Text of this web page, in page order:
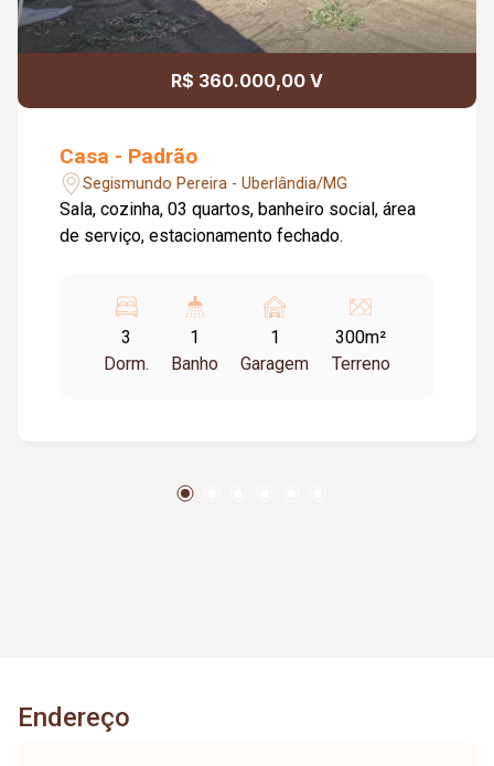
R$ 360.000,00 V
Casa - Padrão
Segismundo Pereira - Uberlândia/MG
Sala, cozinha, 03 quartos, banheiro social, área
de serviço, estacionamento fechado.
3
Dorm.
1
Banho
1
Garagem
300m²
Terreno
Endereço